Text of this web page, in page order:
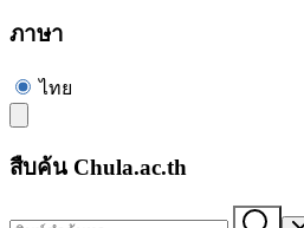
ภาษา
ไทย
สืบค้น Chula.ac.th